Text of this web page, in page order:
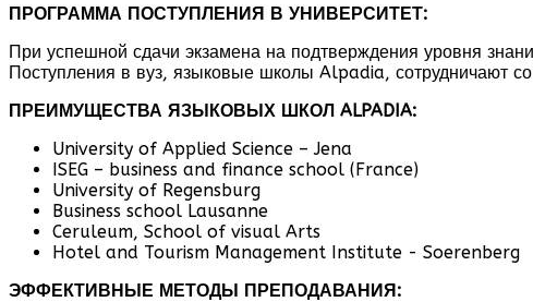
ПРОГРАММА ПОСТУПЛЕНИЯ В УНИВЕРСИТЕТ:
При успешной сдачи экзамена на подтверждения уровня
Поступления в вуз, языковые школы Alpadia, сотрудничают
ПРЕИМУЩЕСТВА ЯЗЫКОВЫХ ШКОЛ ALPADIA:
University of Applied Science – Jena
ISEG – business and finance school (France)
University of Regensburg
Business school Lausanne
Ceruleum, School of visual Arts
Hotel and Tourism Management Institute - Soerenberg
ЭФФЕКТИВНЫЕ МЕТОДЫ ПРЕПОДАВАНИЯ: